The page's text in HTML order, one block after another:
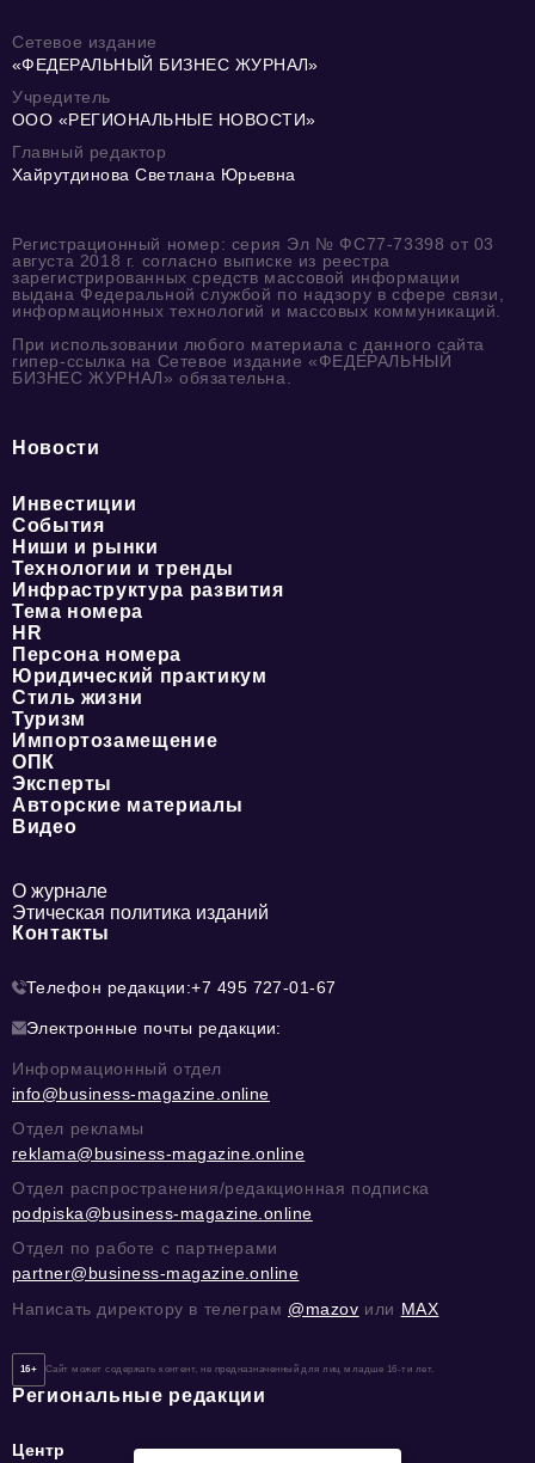
Сетевое издание
«ФЕДЕРАЛЬНЫЙ БИЗНЕС ЖУРНАЛ»
Учредитель
ООО «РЕГИОНАЛЬНЫЕ НОВОСТИ»
Главный редактор
Хайрутдинова Светлана Юрьевна
Регистрационный номер: серия Эл № ФС77-73398 от 03
августа 2018 г. согласно выписке из реестра
зарегистрированных средств массовой информации
выдана Федеральной службой по надзору в сфере связи,
информационных технологий и массовых коммуникаций.
При использовании любого материала с данного сайта
гипер-ссылка на Сетевое издание «ФЕДЕРАЛЬНЫЙ
БИЗНЕС ЖУРНАЛ» обязательна.
Новости
Инвестиции
События
Ниши и рынки
Технологии и тренды
Инфраструктура развития
Тема номера
HR
Персона номера
Юридический практикум
Стиль жизни
Туризм
Импортозамещение
ОПК
Эксперты
Авторские материалы
Видео
О журнале
Этическая политика изданий
Контакты
Телефон редакции:+7 495 727-01-67
Электронные почты редакции:
Информационный отдел
info@business-magazine.online
Отдел рекламы
reklama@business-magazine.online
Отдел распространения/редакционная подписка
podpiska@business-magazine.online
Отдел по работе с партнерами
partner@business-magazine.online
Написать директору в телеграм @mazov или MAX
16+ Сайт может содержать контент, не предназначенный для лиц младше 16-ти лет.
Региональные редакции
Центр